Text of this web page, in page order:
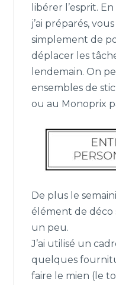
libérer l’esprit.
j’ai préparés,
simplement de
déplacer les
lendemain. On
ensembles de
ou au Monoprix
De plus le
élément de déco
un peu.
J’ai utilisé un
quelques
faire le mien (le